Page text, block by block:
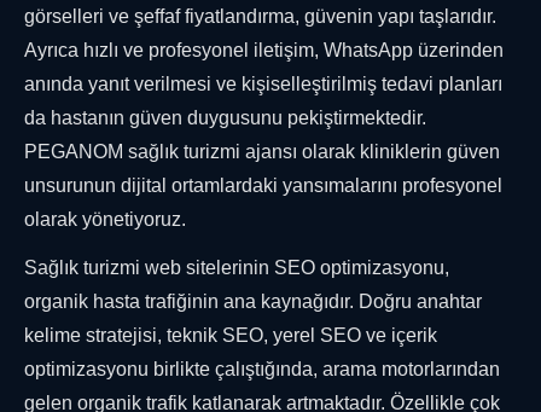
görselleri ve şeffaf fiyatlandırma, güvenin yapı taşlarıdır.
Ayrıca hızlı ve profesyonel iletişim, WhatsApp üzerinden
anında yanıt verilmesi ve kişiselleştirilmiş tedavi planları
da hastanın güven duygusunu pekiştirmektedir.
PEGANOM sağlık turizmi ajansı olarak kliniklerin güven
unsurunun dijital ortamlardaki yansımalarını profesyonel
olarak yönetiyoruz.
Sağlık turizmi web sitelerinin SEO optimizasyonu,
organik hasta trafiğinin ana kaynağıdır. Doğru anahtar
kelime stratejisi, teknik SEO, yerel SEO ve içerik
optimizasyonu birlikte çalıştığında, arama motorlarından
gelen organik trafik katlanarak artmaktadır. Özellikle çok